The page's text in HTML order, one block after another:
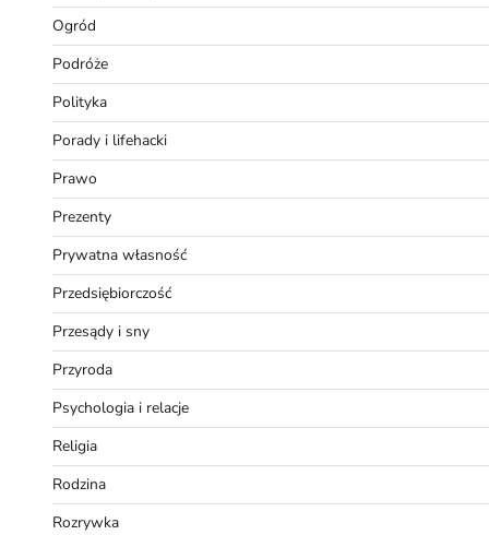
Ogród
Podróże
Polityka
Porady i lifehacki
Prawo
Prezenty
Prywatna własność
Przedsiębiorczość
Przesądy i sny
Przyroda
Psychologia i relacje
Religia
Rodzina
Rozrywka